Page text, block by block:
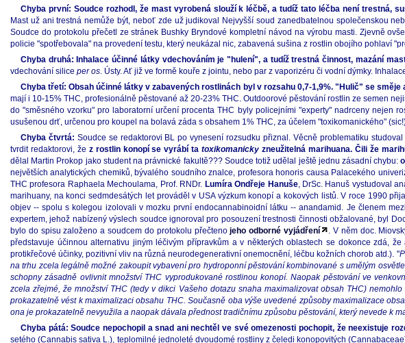
Chyba první: Soudce rozhodl, že mast vyrobená slouží k léčbě, a tudíž tato léčba není
Mast už ani trestná nemůže být, neboť zde už judikoval Nejvyšší soud zanedbatelnou společenskou
Soudce do protokolu přečetl ze stránek Bushky Bryndové kompletní návod na výrobu masti. Zjevně
policie "spotřebovala" na provedení testu, který neukázal nic, zabavená sušina z rostlin obojího pohlaví
Chyba druhá: Inhalace účinné látky vdechováním je "hulení", a tudíž trestná činnost, mazání
vdechování silice per os. Ústy. Ať již ve formě kouře z jointu, nebo par z vaporizéru či vodní dýmky.
Chyba třetí: Obsah účinné látky v zabavených rostlinách byl v rozsahu 0,7-1,9%. "Hulič" se směje
mají i 10-15% THC, profesionálně pěstované až 20-23% THC. Outdoorové pěstování rostlin ze semen
do "směsného vzorku" pro laboratorní určení procenta THC byly policejními "experty" nadrceny nejen
usušenou drť, určenou pro koupel na bolavá záda s obsahem 1% THC, za účelem "toxikomanického"
Chyba čtvrtá: Soudce se redaktorovi BL po vynesení rozsudku přiznal. Věcně problematiku
tvrdit redaktorovi, že z rostlin konopí se vyrábí tatoxikomanicky zneužitelná marihuana. Čili že
dělal Martin Prokop jako student na právnické fakultě??? Soudce totiž udělal ještě jednu zásadní chybu:
největších analytických chemiků, bývalého soudního znalce, profesora honoris causa Palacekého
THC profesora Raphaela Mechoulama, Prof. RNDr. Lumíra Ondřeje Hanuše, DrSc. Hanuš vystudoval
marihuany, na konci sedmdesátých let prováděl v USA výzkum konopí a kokových listů. V roce 1990
objev -- spolu s kolegou izolovali v mozku první endocannabinoidní látku -- anandamid. Je členem
expertem, jehož nabízený výslech soudce ignoroval pro posouzení trestnosti činnosti obžalované, byl
bylo do spisu založeno a soudcem do protokolu přečtenojeho odborné vyjádření
. V něm doc.
představuje účinnou alternativu jiným léčivým přípravkům a v některých oblastech se dokonce zdá,
protikřečové účinky, pozitivní vliv na různá neurodegenerativní onemocnění, léčbu kožních chorob atd.). "
na trhu zcela legálně možné zakoupit vybavení pro hydroponní pěstování kombinované s umělým
schopny zásadně ovlivnit množství THC vyprodukované rostlinou konopí. Naopak pěstování ve
zcela zřejmé, že množství THC (tedy v dikci Vašeho dotazu snaha maximalizovat obsah THC)
prokazatelně vést k maximalizaci obsahu THC. Současně oba výše uvedené způsoby maximalizace
ona je prokazatelně nevyužila a naopak dávala přednost tradičnímu způsobu pěstování, který nevede k
Chyba pátá: Soudce nepochopil a snad ani nechtěl ve své omezenosti pochopit, že neexistuje
setého (Cannabis sativa L.), teplomilné jednoleté dvoudomé rostliny z čeledi konopovitých